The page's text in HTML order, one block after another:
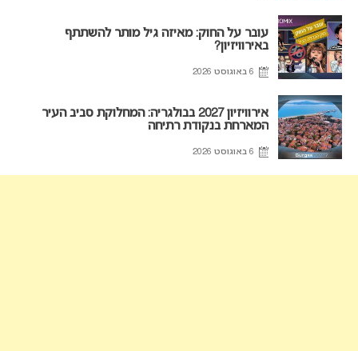
עובר על החוק: מאיזה גיל מותר להשתתף
באירוויזיון?
6 באוגוסט 2026
אירוויזיון 2027 בבולגריה: המחלוקת סביב העיר
המארחת בנקודת רתיחה
6 באוגוסט 2026